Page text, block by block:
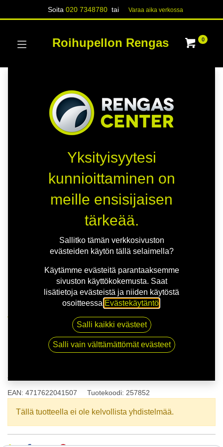
Soita020 7348780 tai Varaa aika verk​​​​ossa
Roihupellon Rengas 0
165/70R13 83T NANKANG SV-2 XL XL
165/70R13 83T NANKANG SV-2
EAN: 4717622041507 Tuotekoodi: 257852
Tällä tuotteella ei ole kelvollista yhdistelmää.
Yksityisyytesi
kunnioittaminen on
meille ensisijaisen
tärkeää.
Sallitko tämän verkkosivuston
evästeiden käytön tällä selaimella?
Käytämme evästeitä parantaaksemme
sivuston käyttökokemusta. Saat
lisätietoja evästeistä ja niiden käytöstä
osoitteessa Evästekäytäntö
Salli kaikki evästeet
Salli vain välttämättömät evästeet